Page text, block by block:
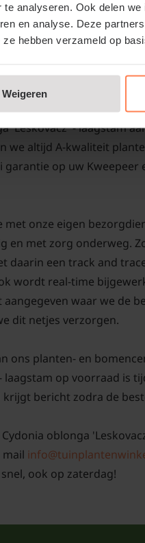
te analyseren. Ook delen
en analyse. Deze
hebben verzameld op
Weigeren
'Leskovacz' -
een Kweepeer bij een
u kunt ons
'Leskovacz' - laagstam
we altijd A-kwaliteit
garantie op uw
onze eigen
en met zorg onderweg.
daarin een track and
wordt real-time
waar we de
dit netjes verzorgen.
ons planten- en
laagstam op voorraad is
krijgt bericht zodra de
oblonga
ook op zaterdag!